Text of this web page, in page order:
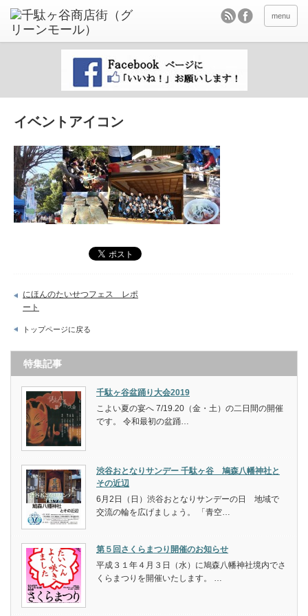
menu
イベントアイコン
にほんのたいせつフェス レポ
ート
トップページに戻る
特集記事
千駄ヶ谷盆踊り大会2019
こよい夏の宴へ 7/19.20（金・土）の二日間の開催
です。 令和最初の盆踊…
渋谷おとなりサンデー 千駄ヶ谷 鳩森八幡神社と
その近辺
6月2日（日）渋谷おとなりサンデーの日 地域で
交流の輪を広げましょう。 「青空…
第５回さくらまつり開催のお知らせ
平成３１年４月３日（水）に鳩森八幡神社境内でさ
くらまつりを開催いたします。 …